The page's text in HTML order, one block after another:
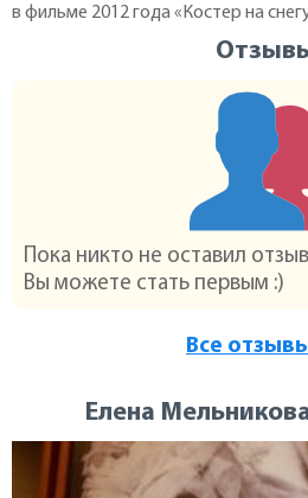
в фильме 2012 года «Костер на
Пока никто не оставил
Вы можете стать первым :)
Все
Елена